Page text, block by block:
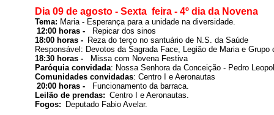
Dia 09 de agosto - Sexta  feira - 4º dia da Novena
Tema: Maria - Esperança para a unidade na diversidade.
12:00 horas -
Repicar dos sinos
18:00 horas - Reza do terço no santuário de N.S. da Saúde
Responsável: Devotos da Sagrada Face, Legião de Maria e Grupo
18:30 horas -
Missa com Novena Festiva
Paróquia convidada: Nossa Senhora da Conceição - Pedro
Comunidades convidadas: Centro I e Aeronautas
20:00 horas -
Leilão de prendas: Centro I e Aeronautas.
Fogos:
Deputado Fabio Avelar.